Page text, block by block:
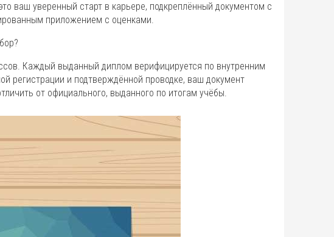
ваш уверенный старт в карьере, подкреплённый документом с
приложением с оценками.
Каждый выданный диплом верифицируется по внутренним
регистрации и подтверждённой проводке, ваш документ
от официального, выданного по итогам учёбы.